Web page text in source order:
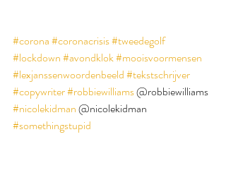
#corona#coronacrisis#tweedegolf
#lockdown#avondklok#mooisvoormensen
#lexjanssenwoordenbeeld#tekstschrijver
#copywriter#robbiewilliams @robbiewilliams
#nicolekidman @nicolekidman
#somethingstupid